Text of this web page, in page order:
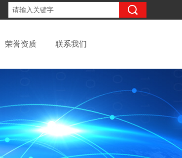
荣誉资质 联系我们